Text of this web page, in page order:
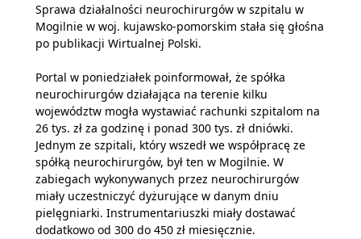
Sprawa działalności neurochirurgów w szpitalu w
Mogilnie w woj. kujawsko-pomorskim stała się głośna
po publikacji Wirtualnej Polski.
Portal w poniedziałek poinformował, że spółka
neurochirurgów działająca na terenie kilku
województw mogła wystawiać rachunki szpitalom na
26 tys. zł za godzinę i ponad 300 tys. zł dniówki.
Jednym ze szpitali, który wszedł we współpracę ze
spółką neurochirurgów, był ten w Mogilnie. W
zabiegach wykonywanych przez neurochirurgów
miały uczestniczyć dyżurujące w danym dniu
pielęgniarki. Instrumentariuszki miały dostawać
dodatkowo od 300 do 450 zł miesięcznie.